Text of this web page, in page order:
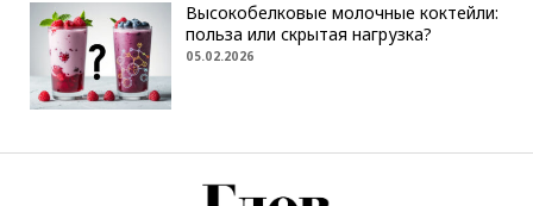
Высокобелковые молочные коктейли:
польза или скрытая нагрузка?
05.02.2026